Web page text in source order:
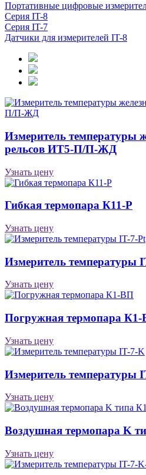
Портативные цифровые
Серия IT-8
Серия IT-7
Датчики для измерителей IT-8
Измеритель температуры
рельсов ИТ5-П/П-ЖД
Узнать цену
Гибкая термопара К11-Р
Узнать цену
Измеритель температуры
Узнать цену
Погружная термопара
Узнать цену
Измеритель температуры
Узнать цену
Воздушная термопара K
Узнать цену